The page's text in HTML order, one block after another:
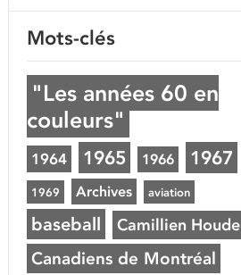
Mots-clés
"Les années 60 en
couleurs"
1964 1965 1966 1967
1969 Archives aviation
baseball Camillien Houde
Canadiens de Montréal